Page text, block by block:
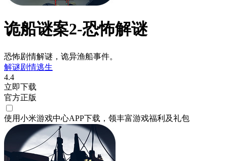
诡船谜案2-恐怖解谜
恐怖剧情解谜，诡异渔船事件。
解谜剧情逃生
4.4
立即下载
官方正版
使用小米游戏中心APP下载 ，领丰富游戏福利 及礼包